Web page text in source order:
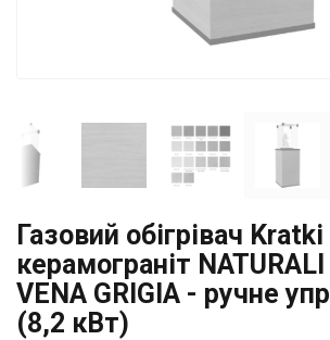
Газовий обігрівач Kratki
керамограніт
VENA GRIGIA - ручне
(8,2 кВт)